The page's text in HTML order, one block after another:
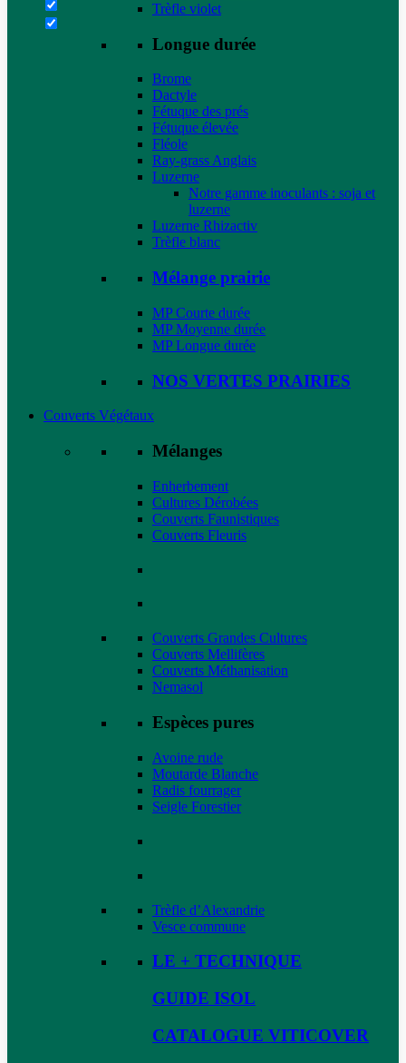
Trèfle violet
Longue durée
Brome
Dactyle
Fétuque des prés
Fétuque élevée
Fléole
Ray-grass Anglais
Luzerne
Notre gamme inoculants : soja et
luzerne
Luzerne Rhizactiv
Trèfle blanc
Mélange prairie
MP Courte durée
MP Moyenne durée
MP Longue durée
NOS VERTES PRAIRIES
Couverts Végétaux
Mélanges
Enherbement
Cultures Dérobées
Couverts Faunistiques
Couverts Fleuris
Couverts Grandes Cultures
Couverts Mellifères
Couverts Méthanisation
Nemasol
Espèces pures
Avoine rude
Moutarde Blanche
Radis fourrager
Seigle Forestier
Trèfle d’Alexandrie
Vesce commune
LE + TECHNIQUE
GUIDE ISOL
CATALOGUE VITICOVER